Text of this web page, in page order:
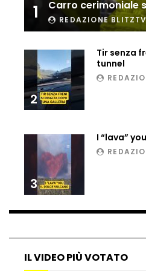
Ucraina, ecco
i droni russi
Tir bloccato sul
treno lo distrugge
Parco
all’improvviso
Auto fuori
tragedia a Petén
Russia sotto
1 Carro cerimoniale
REDAZIONE
2
Tir senza
tunnel
3
I “lava”
IL VIDEO PIÙ VOTATO